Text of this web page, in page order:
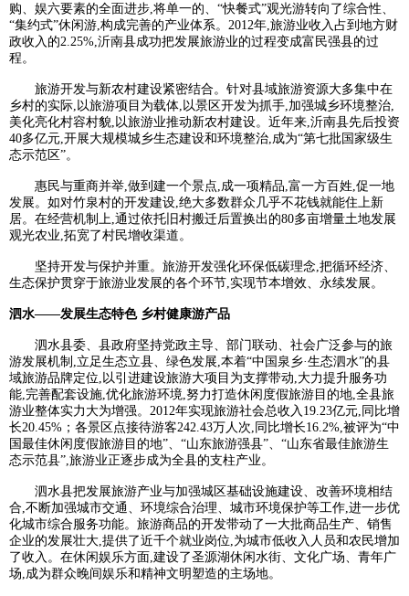
购、娱六要素的全面进步,将单一的、“快餐式”观光游转向了综合性、
“集约式”休闲游,构成完善的产业体系。2012年,旅游业收入占到地方财
政收入的2.25%,沂南县成功把发展旅游业的过程变成富民强县的过
程。
旅游开发与新农村建设紧密结合。针对县域旅游资源大多集中在
乡村的实际,以旅游项目为载体,以景区开发为抓手,加强城乡环境整治,
美化亮化村容村貌,以旅游业推动新农村建设。近年来,沂南县先后投资
40多亿元,开展大规模城乡生态建设和环境整治,成为“第七批国家级生
态示范区”。
惠民与重商并举,做到建一个景点,成一项精品,富一方百姓,促一地
发展。如对竹泉村的开发建设,绝大多数群众几乎不花钱就能住上新
居。在经营机制上,通过依托旧村搬迁后置换出的80多亩增量土地发展
观光农业,拓宽了村民增收渠道。
坚持开发与保护并重。旅游开发强化环保低碳理念,把循环经济、
生态保护贯穿于旅游业发展的各个环节,实现节本增效、永续发展。
泗水——发展生态特色 乡村健康游产品
泗水县委、县政府坚持党政主导、部门联动、社会广泛参与的旅
游发展机制,立足生态立县、绿色发展,本着“中国泉乡·生态泗水”的县
域旅游品牌定位,以引进建设旅游大项目为支撑带动,大力提升服务功
能,完善配套设施,优化旅游环境,努力打造休闲度假旅游目的地,全县旅
游业整体实力大为增强。2012年实现旅游社会总收入19.23亿元,同比增
长20.45%；各景区点接待游客242.43万人次,同比增长16.2%,被评为“中
国最佳休闲度假旅游目的地”、“山东旅游强县”、“山东省最佳旅游生
态示范县”,旅游业正逐步成为全县的支柱产业。
泗水县把发展旅游产业与加强城区基础设施建设、改善环境相结
合,不断加强城市交通、环境综合治理、城市环境保护等工作,进一步优
化城市综合服务功能。旅游商品的开发带动了一大批商品生产、销售
企业的发展壮大,提供了近千个就业岗位,为城市低收入人员和农民增加
了收入。在休闲娱乐方面,建设了圣源湖休闲水街、文化广场、青年广
场,成为群众晚间娱乐和精神文明塑造的主场地。